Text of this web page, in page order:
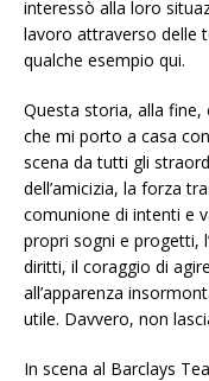
interessò alla loro
lavoro attraverso delle
qualche esempio qui.
Questa storia, alla fine,
che mi porto a casa
scena da tutti gli
dell’amicizia, la forza
comunione di intenti e
propri sogni e progetti,
diritti, il coraggio di
all’apparenza
utile. Davvero, non
In scena al Barclays